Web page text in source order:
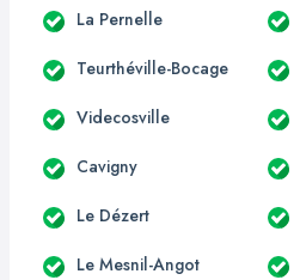
La Pernelle
Teurthéville-Bocage
Videcosville
Cavigny
Le Dézert
Le Mesnil-Angot